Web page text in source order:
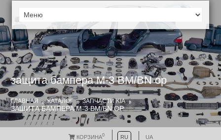
защита бампера M-3 BM/BN ор
ГЛАВНАЯ КАТАЛОГ ЗАПЧАСТИ KIA
ЗАЩИТА БАМПЕРА M-3 BM/BN ОР
КОРЗИНА0 RU UA